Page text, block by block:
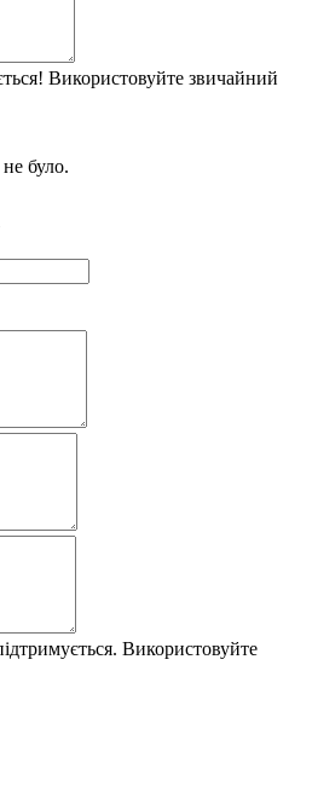
Використовуйте звичайний
було.
Використовуйте